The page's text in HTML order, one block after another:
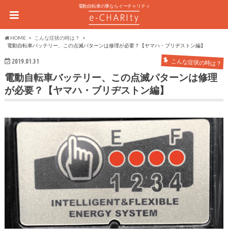
電動自転車の事ならイーチャリティ
HOME
こんな症状の時は？
電動自転車バッテリー、この点滅パターンは修理が必要？【ヤマハ・ブリヂストン編】
2019.01.31 こんな症状の時は？
電動自転車バッテリー、この点滅パターンは修理
が必要？【ヤマハ・ブリヂストン編】